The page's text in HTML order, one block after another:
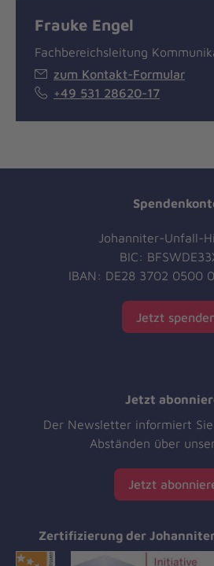
Frauke Engel
Fachbereichsleitung
zum Kontakt-Formular
+49 531 28620-17
Johanniter-Unfall-
BIC:
IBAN: DE28 3702 0500
Jetzt
Jetzt
Der Newsletter informiert
Abständen über
Jetzt
Zertifizierung der